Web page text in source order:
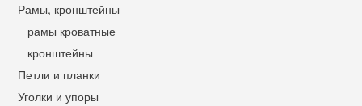
Рамы, кронштейны
рамы кроватные
кронштейны
Петли и планки
Уголки и упоры